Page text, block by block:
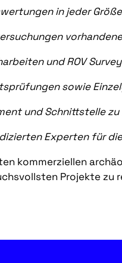
in jeder
und ROV
sowie
und Schnittstelle
Experten für
kommerziellen
Projekte zu